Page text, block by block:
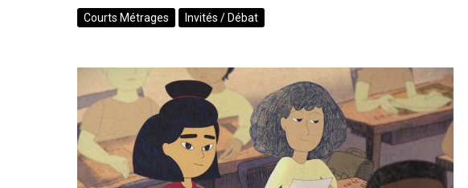
Courts Métrages Invités / Débat